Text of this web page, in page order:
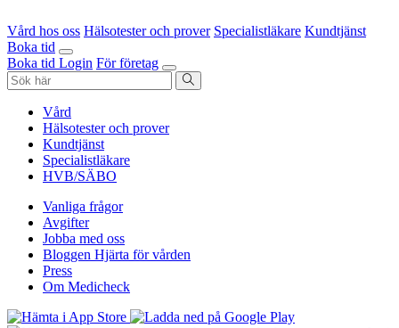
Vård hos oss Hälsotester och prover Specialistläkare Kundtjänst
Boka tid
Boka tid Login För företag
Vård
Hälsotester och prover
Kundtjänst
Specialistläkare
HVB/SÄBO
Vanliga frågor
Avgifter
Jobba med oss
Bloggen Hjärta för vården
Press
Om Medicheck